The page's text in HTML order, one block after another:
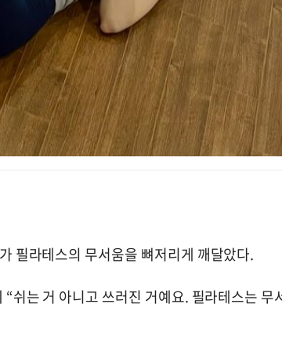
필라테스의 무서움을 뼈저리게 깨달았다.
쉬는 거 아니고 쓰러진 거예요. 필라테스는 무